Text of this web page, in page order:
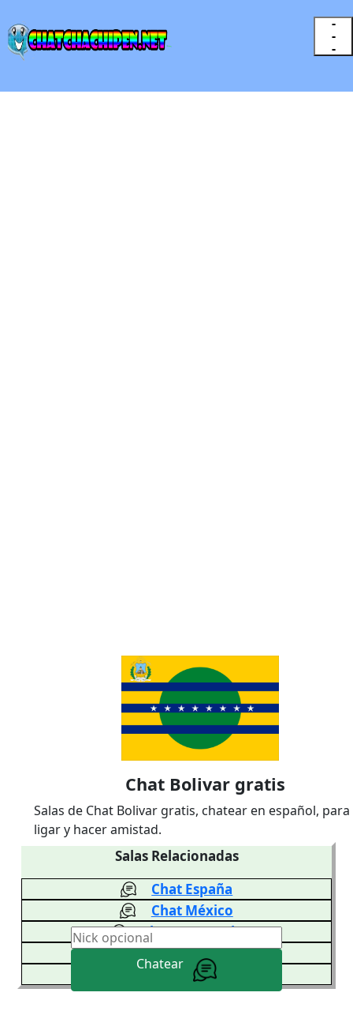
-
-
-
Salas Relacionadas
Chat España
Chat México
Chat Venezuela
Chat Colombia
Chat Argentina
Chat Bolivar gratis
Salas de Chat Bolivar gratis, chatear en español, para
ligar y hacer amistad.
Chatear